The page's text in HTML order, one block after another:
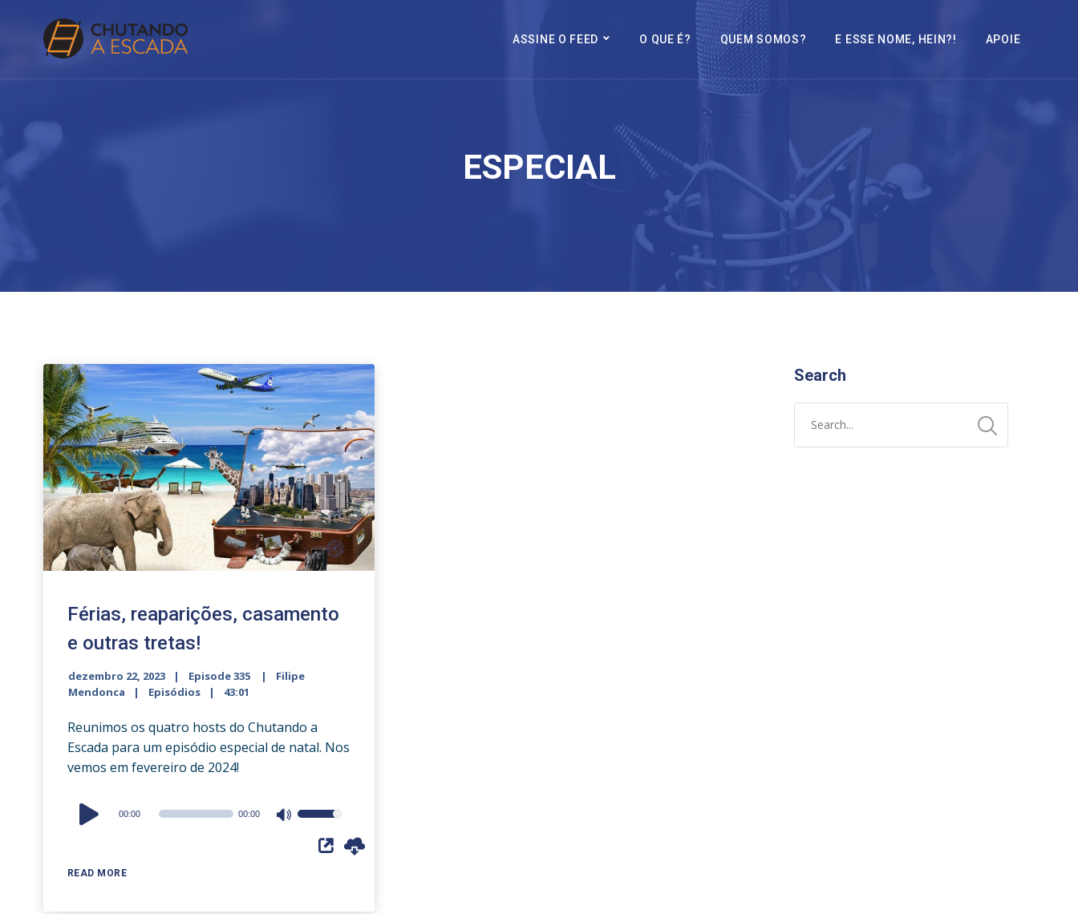
ASSINE O FEED O QUE É? QUEM SOMOS? E ESSE NOME, HEIN?! APOIE
ESPECIAL
Férias, reaparições, casamento
e outras tretas!
dezembro 22, 2023 Episode 335
Filipe
Mendonca
Episódios 43:01
Reunimos os quatro hosts do Chutando a
Escada para um episódio especial de natal. Nos
vemos em fevereiro de 2024!
READ MORE
Audio
Player
00:00 00:00
Use
Up/Down
Search